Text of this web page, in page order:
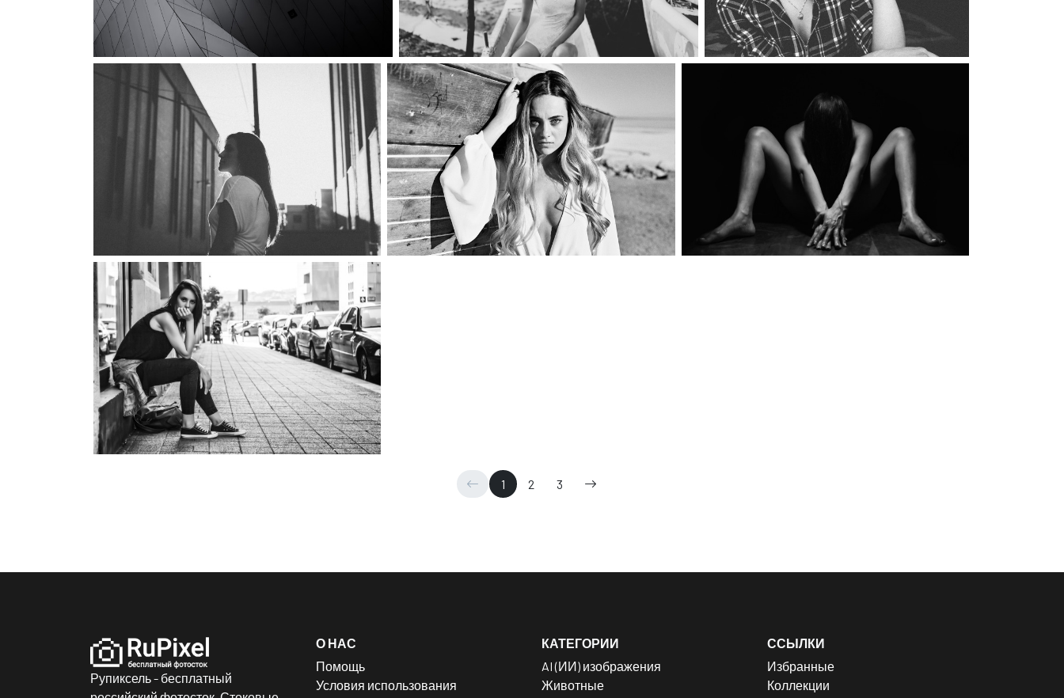
1 2 3
Рупиксель - бесплатный
О НАС
Помощь
Условия использования
КАТЕГОРИИ
AI (ИИ) изображения
Животные
ССЫЛКИ
Избранные
Коллекции